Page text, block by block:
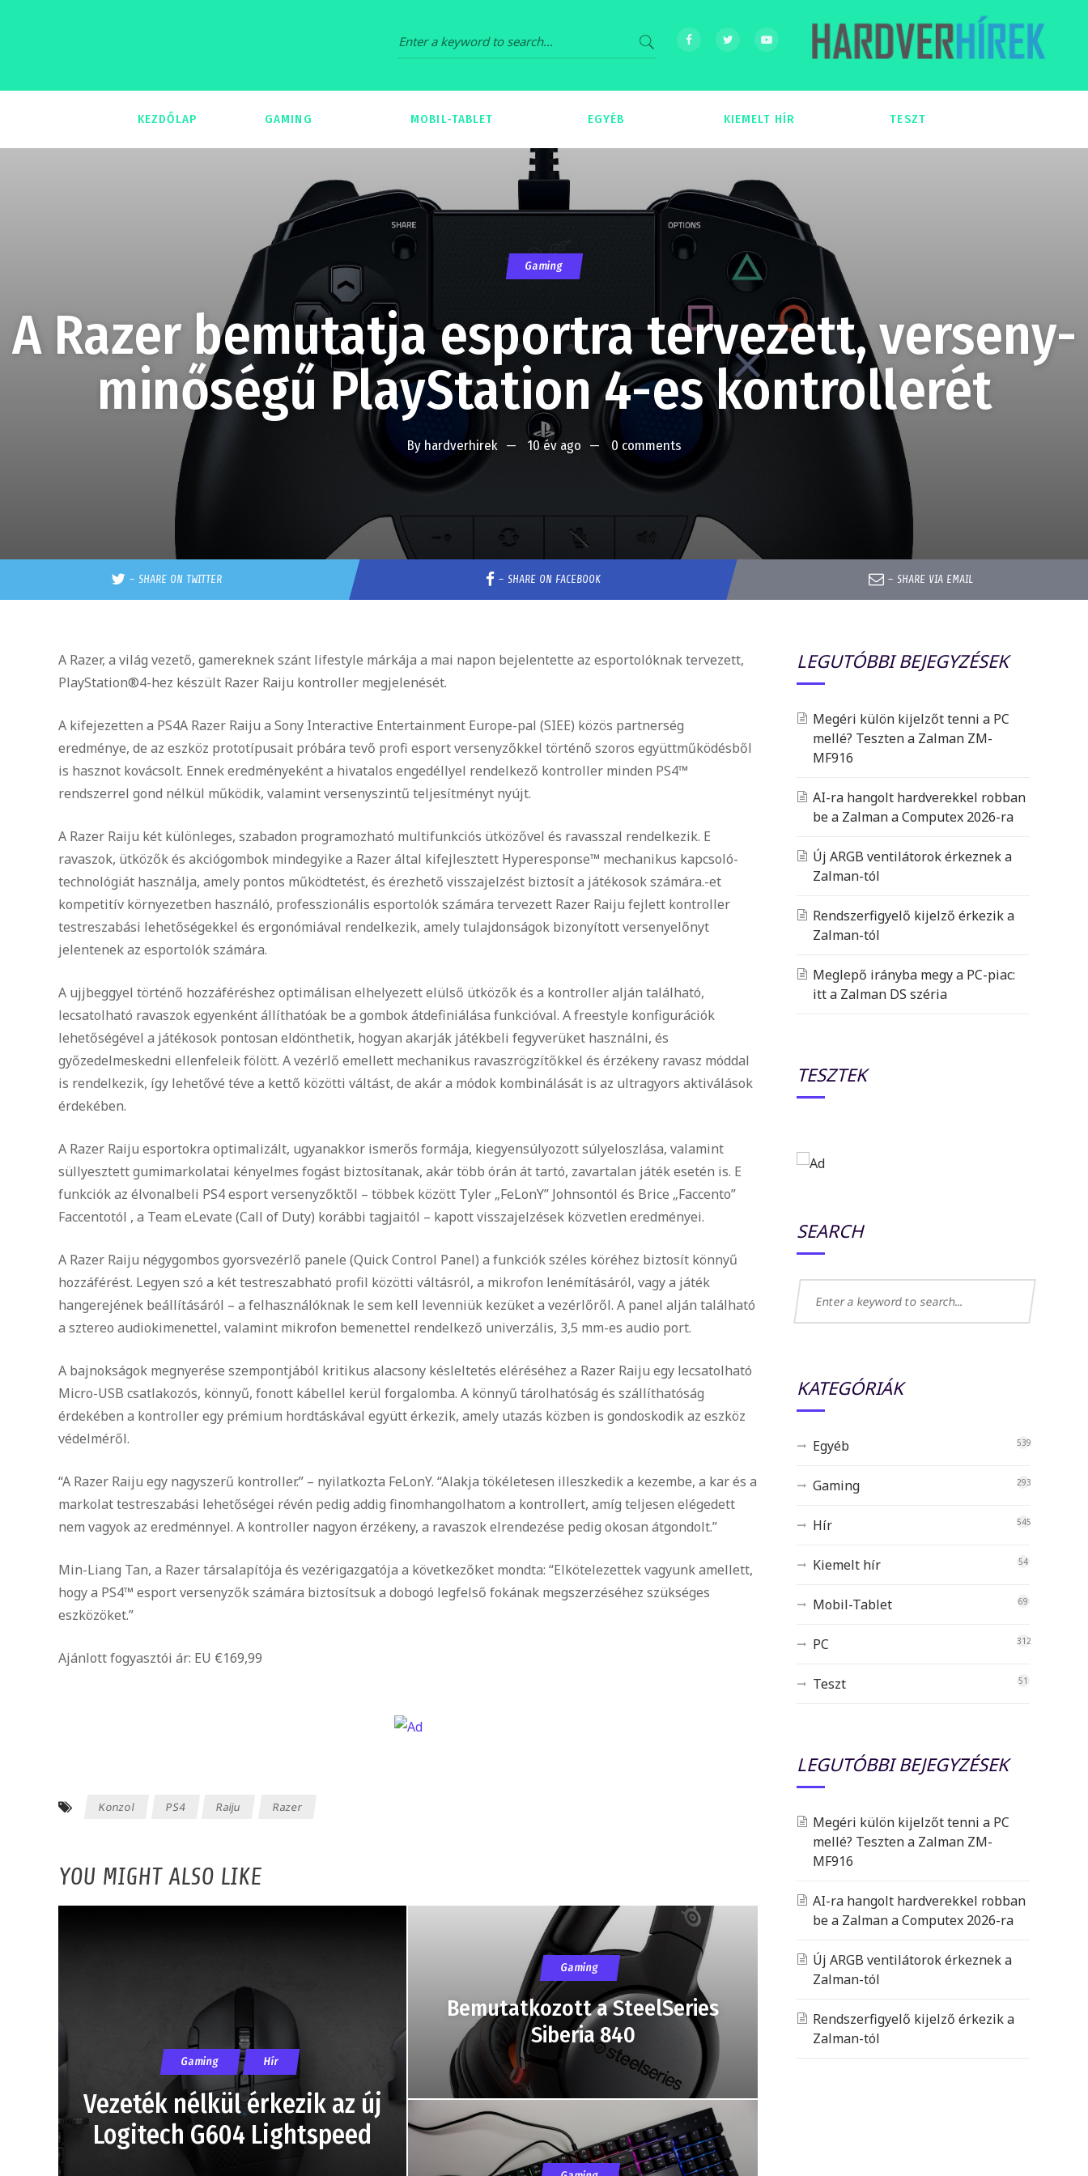
KEZDŐLAP GAMING MOBIL-TABLET EGYÉB KIEMELT HÍR TESZT
Gaming
A Razer bemutatja esportra tervezett, verseny-
minőségű PlayStation 4-es kontrollerét
By hardverhirek 10 év ago 0 comments
– SHARE ON TWITTER – SHARE ON FACEBOOK – SHARE VIA EMAIL
A Razer, a világ vezető, gamereknek szánt lifestyle márkája a mai napon bejelentette az esportolóknak tervezett,
PlayStation®4-hez készült Razer Raiju kontroller megjelenését.
A kifejezetten a PS4A Razer Raiju a Sony Interactive Entertainment Europe-pal (SIEE) közös partnerség
eredménye, de az eszköz prototípusait próbára tevő profi esport versenyzőkkel történő szoros együttműködésből
is hasznot kovácsolt. Ennek eredményeként a hivatalos engedéllyel rendelkező kontroller minden PS4™
rendszerrel gond nélkül működik, valamint versenyszintű teljesítményt nyújt.
A Razer Raiju két különleges, szabadon programozható multifunkciós ütközővel és ravasszal rendelkezik. E
ravaszok, ütközők és akciógombok mindegyike a Razer által kifejlesztett Hyperesponse™ mechanikus kapcsoló-
technológiát használja, amely pontos működtetést, és érezhető visszajelzést biztosít a játékosok számára.-et
kompetitív környezetben használó, professzionális esportolók számára tervezett Razer Raiju fejlett kontroller
testreszabási lehetőségekkel és ergonómiával rendelkezik, amely tulajdonságok bizonyított versenyelőnyt
jelentenek az esportolók számára.
A ujjbeggyel történő hozzáféréshez optimálisan elhelyezett elülső ütközők és a kontroller alján található,
lecsatolható ravaszok egyenként állíthatóak be a gombok átdefiniálása funkcióval. A freestyle konfigurációk
lehetőségével a játékosok pontosan eldönthetik, hogyan akarják játékbeli fegyverüket használni, és
győzedelmeskedni ellenfeleik fölött. A vezérlő emellett mechanikus ravaszrögzítőkkel és érzékeny ravasz móddal
is rendelkezik, így lehetővé téve a kettő közötti váltást, de akár a módok kombinálását is az ultragyors aktiválások
érdekében.
A Razer Raiju esportokra optimalizált, ugyanakkor ismerős formája, kiegyensúlyozott súlyeloszlása, valamint
süllyesztett gumimarkolatai kényelmes fogást biztosítanak, akár több órán át tartó, zavartalan játék esetén is. E
funkciók az élvonalbeli PS4 esport versenyzőktől – többek között Tyler „FeLonY” Johnsontól és Brice „Faccento”
Faccentotól , a Team eLevate (Call of Duty) korábbi tagjaitól – kapott visszajelzések közvetlen eredményei.
A Razer Raiju négygombos gyorsvezérlő panele (Quick Control Panel) a funkciók széles köréhez biztosít könnyű
hozzáférést. Legyen szó a két testreszabható profil közötti váltásról, a mikrofon lenémításáról, vagy a játék
hangerejének beállításáról – a felhasználóknak le sem kell levenniük kezüket a vezérlőről. A panel alján található
a sztereo audiokimenettel, valamint mikrofon bemenettel rendelkező univerzális, 3,5 mm-es audio port.
A bajnokságok megnyerése szempontjából kritikus alacsony késleltetés eléréséhez a Razer Raiju egy lecsatolható
Micro-USB csatlakozós, könnyű, fonott kábellel kerül forgalomba. A könnyű tárolhatóság és szállíthatóság
érdekében a kontroller egy prémium hordtáskával együtt érkezik, amely utazás közben is gondoskodik az eszköz
védelméről.
“A Razer Raiju egy nagyszerű kontroller.” – nyilatkozta FeLonY. “Alakja tökéletesen illeszkedik a kezembe, a kar és a
markolat testreszabási lehetőségei révén pedig addig finomhangolhatom a kontrollert, amíg teljesen elégedett
nem vagyok az eredménnyel. A kontroller nagyon érzékeny, a ravaszok elrendezése pedig okosan átgondolt.”
Min-Liang Tan, a Razer társalapítója és vezérigazgatója a következőket mondta: “Elkötelezettek vagyunk amellett,
hogy a PS4™ esport versenyzők számára biztosítsuk a dobogó legfelső fokának megszerzéséhez szükséges
eszközöket.”
Ajánlott fogyasztói ár: EU €169,99
Konzol PS4 Raiju Razer
YOU MIGHT ALSO LIKE
Gaming Hír
Vezeték nélkül érkezik az új
Logitech G604 Lightspeed
Gaming
Bemutatkozott a SteelSeries
Siberia 840
LEGUTÓBBI BEJEGYZÉSEK
Megéri külön kijelzőt tenni a PC
mellé? Teszten a Zalman ZM-
MF916
AI-ra hangolt hardverekkel robban
be a Zalman a Computex 2026-ra
Új ARGB ventilátorok érkeznek a
Zalman-tól
Rendszerfigyelő kijelző érkezik a
Zalman-tól
Meglepő irányba megy a PC-piac:
itt a Zalman DS széria
TESZTEK
SEARCH
KATEGÓRIÁK
Egyéb 539
Gaming 293
Hír 545
Kiemelt hír 54
Mobil-Tablet 69
PC 312
Teszt 51
LEGUTÓBBI BEJEGYZÉSEK
Megéri külön kijelzőt tenni a PC
mellé? Teszten a Zalman ZM-
MF916
AI-ra hangolt hardverekkel robban
be a Zalman a Computex 2026-ra
Új ARGB ventilátorok érkeznek a
Zalman-tól
Rendszerfigyelő kijelző érkezik a
Zalman-tól